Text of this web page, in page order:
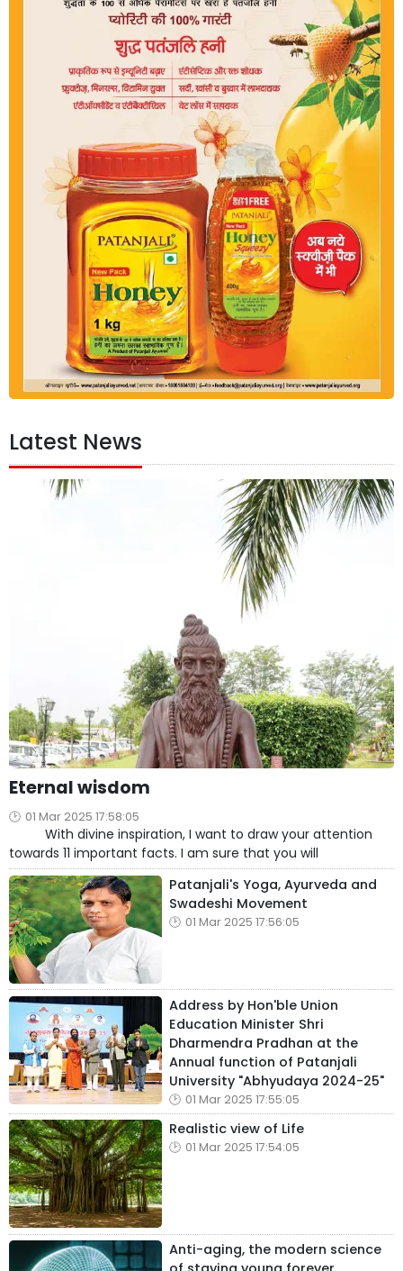
Latest News
Eternal wisdom
01 Mar 2025 17:58:05
With divine inspiration, I want to draw your attention
towards 11 important facts. I am sure that you will
Patanjali's Yoga, Ayurveda and
Swadeshi Movement
01 Mar 2025 17:56:05
Address by Hon'ble Union
Education Minister Shri
Dharmendra Pradhan at the
Annual function of Patanjali
University "Abhyudaya 2024-25"
01 Mar 2025 17:55:05
Realistic view of Life
01 Mar 2025 17:54:05
Anti-aging, the modern science